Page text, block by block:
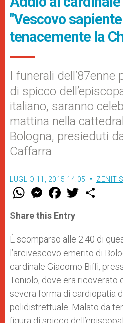
"Vescovo
tenacemente la
​I funerali dell’87enne
di spicco
italiano, saranno
mattina nella
Bologna, presieduti
Caffarra
LUGLIO 11, 2015 14:05 ZENIT
W
t
s
p
p
M
e
s
e
g
e
r
F
a
e
b
o
k
w
r
Share this Entry
È scomparso alle 2.40 di
l’arcivescovo emerito di
cardinale Giacomo Biffi,
Toniolo, dove era ricoverato
severa forma di cardiopatia
polidistrettuale. Malato da
figura di spicco